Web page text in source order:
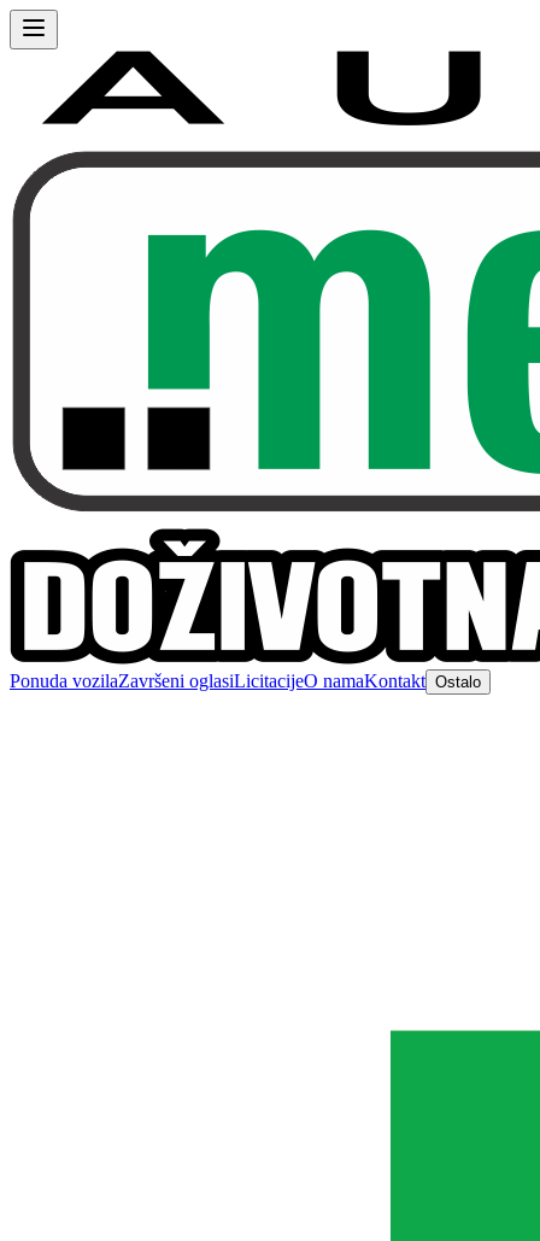
Ponuda vozilaZavršeni oglasiLicitacijeO namaKontakt Ostalo